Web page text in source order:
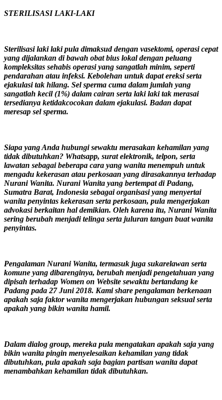
STERILISASI LAKI-LAKI
Sterilisasi laki laki pula dimaksud dengan vasektomi, operasi cepat
yang dijalankan di bawah obat bius lokal dengan peluang
kompleksitas sehabis operasi yang sangatlah minim, seperti
pendarahan atau infeksi. Kebolehan untuk dapat ereksi serta
ejakulasi tak hilang. Sel sperma cuma dalam jumlah yang
sangatlah kecil (1%) dalam cairan serta laki laki tak merasai
tersedianya ketidakcocokan dalam ejakulasi. Badan dapat
meresap sel sperma.
Siapa yang Anda hubungi sewaktu merasakan kehamilan yang
tidak dibutuhkan? Whatsapp, surat elektronik, telpon, serta
lawatan sebagai beberapa cara yang wanita menempuh untuk
mengadu kekerasan atau perkosaan yang dirasakannya terhadap
Nurani Wanita. Nurani Wanita yang bertempat di Padang,
Sumatra Barat, Indonesia sebagai organisasi yang menyertai
wanita penyintas kekerasan serta perkosaan, pula mengerjakan
advokasi berkaitan hal demikian. Oleh karena itu, Nurani Wanita
sering berubah menjadi telinga serta juluran tangan buat wanita
penyintas.
Pengalaman Nurani Wanita, termasuk juga sukarelawan serta
komune yang dibarenginya, berubah menjadi pengetahuan yang
dipisah terhadap Women on Website sewaktu bertandang ke
Padang pada 27 Juni 2018. Kami share pengalaman berkenaan
apakah saja faktor wanita mengerjakan hubungan seksual serta
apakah yang bikin wanita hamil.
Dalam dialog group, mereka pula mengatakan apakah saja yang
bikin wanita pingin menyelesaikan kehamilan yang tidak
dibutuhkan, pula apakah saja bagian partisan wanita dapat
menambahkan kehamilan tidak dibutuhkan.